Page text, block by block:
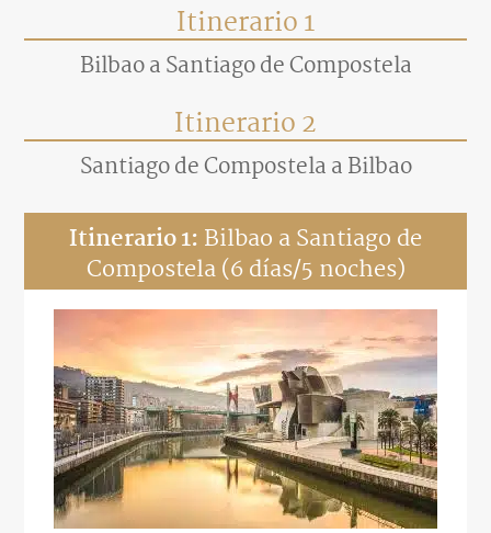
Itinerario 1
Bilbao a Santiago de Compostela
Itinerario 2
Santiago de Compostela a Bilbao
Itinerario 1: Bilbao a Santiago de
Compostela (6 días/5 noches)